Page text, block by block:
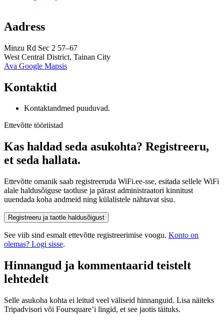
Aadress
Minzu Rd Sec 2 57–67
West Central District, Tainan City
Ava Google Mapsis
Kontaktid
Kontaktandmed puuduvad.
Ettevõtte tööriistad
Kas haldad seda asukohta? Registreeru,
et seda hallata.
Ettevõtte omanik saab registreeruda WiFi.ee-sse, esitada sellele WiFi
alale haldusõiguse taotluse ja pärast administraatori kinnitust
uuendada koha andmeid ning külalistele nähtavat sisu.
Registreeru ja taotle haldusõigust
See viib sind esmalt ettevõtte registreerimise voogu. Konto on
olemas? Logi sisse.
Hinnangud ja kommentaarid teistelt
lehtedelt
Selle asukoha kohta ei leitud veel väliseid hinnanguid. Lisa näiteks
Tripadvisori või Foursquare’i lingid, et see jaotis täituks.